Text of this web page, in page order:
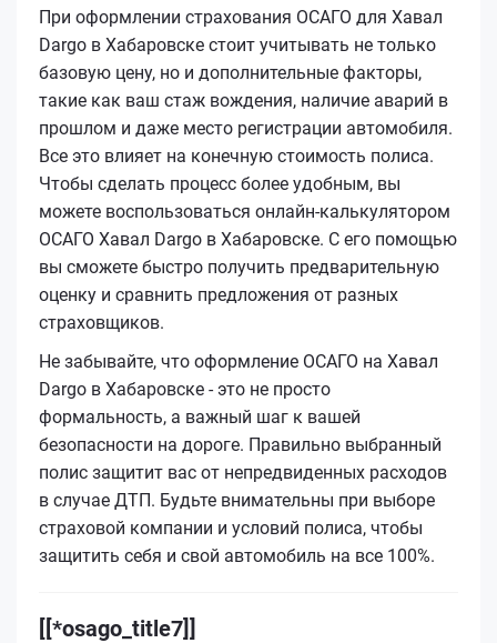
При оформлении страхования ОСАГО для Хавал
Dargo в Хабаровске стоит учитывать не только
базовую цену, но и дополнительные факторы,
такие как ваш стаж вождения, наличие аварий в
прошлом и даже место регистрации автомобиля.
Все это влияет на конечную стоимость полиса.
Чтобы сделать процесс более удобным, вы
можете воспользоваться онлайн-калькулятором
ОСАГО Хавал Dargo в Хабаровске. С его помощью
вы сможете быстро получить предварительную
оценку и сравнить предложения от разных
страховщиков.
Не забывайте, что оформление ОСАГО на Хавал
Dargo в Хабаровске - это не просто
формальность, а важный шаг к вашей
безопасности на дороге. Правильно выбранный
полис защитит вас от непредвиденных расходов
в случае ДТП. Будьте внимательны при выборе
страховой компании и условий полиса, чтобы
защитить себя и свой автомобиль на все 100%.
[[*osago_title7]]